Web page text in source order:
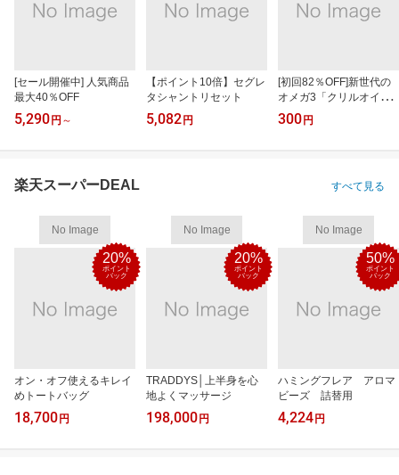
[セール開催中] 人気商品
最大40％OFF
5,290 円 ～
【ポイント10倍】セグレ
タシャントリセット
5,082 円
[初回82％OFF]新世代の
オメガ3「クリルオイ
ル」
300 円
楽天スーパーDEAL すべて見る
No Image
20%
ポイント
バック
オン・オフ使えるキレイ
めトートバッグ
18,700 円
No Image
20%
ポイント
バック
TRADDYS│上半身を心
地よくマッサージ
198,000 円
No Image
50%
ポイント
バック
ハミングフレア アロマ
ビーズ 詰替用
4,224 円